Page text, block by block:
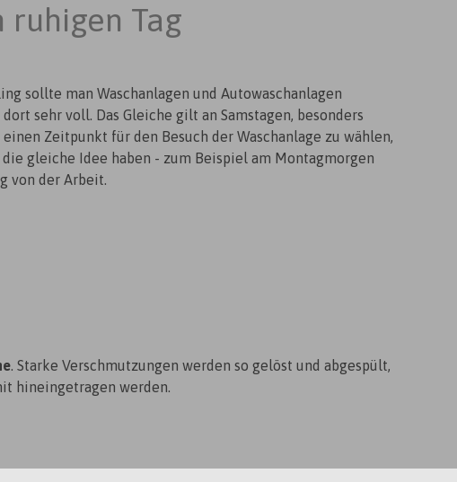
ruhigen Tag
sollte man Waschanlagen und Autowaschanlagen
sehr voll. Das Gleiche gilt an Samstagen, besonders
Zeitpunkt für den Besuch der Waschanlage zu wählen,
gleiche Idee haben - zum Beispiel am Montagmorgen
von der Arbeit.
. Starke Verschmutzungen werden so gelöst und abgespült,
hineingetragen werden.